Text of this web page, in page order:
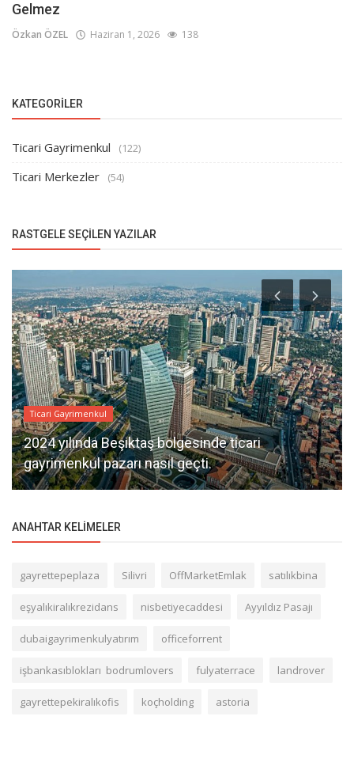
Gelmez
Özkan ÖZEL Haziran 1, 2026 138
KATEGORILER
Ticari Gayrimenkul (122)
Ticari Merkezler (54)
RASTGELE SEÇILEN YAZILAR
Ticari Gayrimenkul
2024 yılında Beşiktaş bölgesinde ticari
gayrimenkul pazarı nasıl geçti.
ANAHTAR KELIMELER
gayrettepeplaza Silivri OffMarketEmlak satılıkbina
eşyalıkiralıkrezidans nisbetiyecaddesi Ayyıldız Pasajı
dubaigayrimenkulyatırım officeforrent
işbankasıblokları bodrumlovers fulyaterrace landrover
gayrettepekiralıkofis koçholding astoria